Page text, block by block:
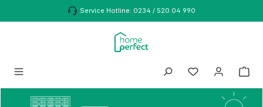
Zum Hauptinhalt springenService Hotline: 0234 / 520 04 990